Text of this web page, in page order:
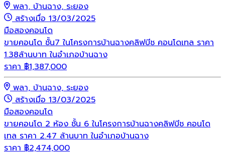
พลา, บ้านฉาง, ระยอง
สร้างเมื่อ 13/03/2025
มือสองคอนโด
ขายคอนโด ชั้น7 ในโครงการบ้านฉางคลิฟบีช คอนโดเทล ราคา
1.38ล้านบาท ในอำเภอบ้านฉาง
ราคา ฿1,387,000
พลา, บ้านฉาง, ระยอง
สร้างเมื่อ 13/03/2025
มือสองคอนโด
ขายคอนโด 2 ห้อง ชั้น 6 ในโครงการบ้านฉางคลิฟบีช คอนโด
เทล ราคา 2.47 ล้านบาท ในอำเภอบ้านฉาง
ราคา ฿2,474,000